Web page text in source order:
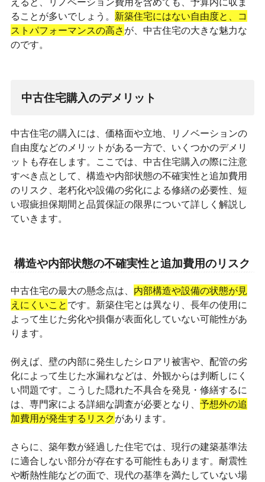
ることが多いでしょう。 新築住宅にはない自由度と、コ
ストパフォーマンスの高さ が、中古住宅の大きな魅力な
のです。
中古住宅購入のデメリット
中古住宅の購入には、価格面や立地、リノベーションの
自由度などのメリットがある一方で、いくつかのデメリ
ットも存在します。ここでは、中古住宅購入の際に注意
すべき点として、構造や内部状態の不確実性と追加費用
のリスク、老朽化や設備の劣化による修繕の必要性、短
い瑕疵担保期間と品質保証の限界について詳しく解説し
ていきます。
構造や内部状態の不確実性と追加費用のリスク
中古住宅の最大の懸念点は、 内部構造や設備の状態が見
えにくいこと です。新築住宅とは異なり、長年の使用に
よって生じた劣化や損傷が表面化していない可能性があ
ります。
例えば、壁の内部に発生したシロアリ被害や、配管の劣
化によって生じた水漏れなどは、外観からは判断しにく
い問題です。こうした隠れた不具合を発見・修繕するに
は、専門家による詳細な調査が必要となり、 予想外の追
加費用が発生するリスク があります。
さらに、築年数が経過した住宅では、現行の建築基準法
に適合しない部分が存在する可能性もあります。耐震性
や断熱性能などの面で、現代の基準を満たしていない場